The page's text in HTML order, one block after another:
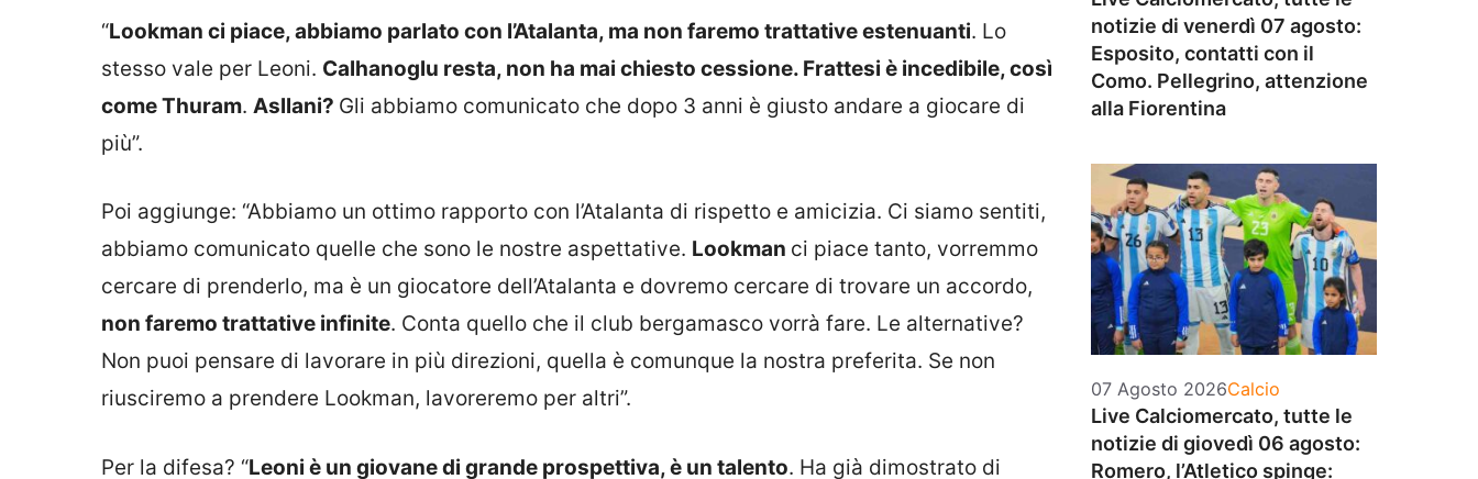
“Lookman ci piace, abbiamo parlato con l’Atalanta, ma non faremo trattative estenuanti. Lo
stesso vale per Leoni. Calhanoglu resta, non ha mai chiesto cessione. Frattesi è incedibile, così
come Thuram. Asllani? Gli abbiamo comunicato che dopo 3 anni è giusto andare a giocare di
più”.
Poi aggiunge: “Abbiamo un ottimo rapporto con l’Atalanta di rispetto e amicizia. Ci siamo sentiti,
abbiamo comunicato quelle che sono le nostre aspettative. Lookman ci piace tanto, vorremmo
cercare di prenderlo, ma è un giocatore dell’Atalanta e dovremo cercare di trovare un accordo,
non faremo trattative infinite. Conta quello che il club bergamasco vorrà fare. Le alternative?
Non puoi pensare di lavorare in più direzioni, quella è comunque la nostra preferita. Se non
riusciremo a prendere Lookman, lavoreremo per altri”.
Per la difesa? “Leoni è un giovane di grande prospettiva, è un talento. Ha già dimostrato di
notizie di venerdì 07 agosto:
Esposito, contatti con il
Como. Pellegrino, attenzione
alla Fiorentina
07 Agosto 2026Categorie
Calcio
Live Calciomercato, tutte le
notizie di giovedì 06 agosto:
Romero, l’Atletico spinge: